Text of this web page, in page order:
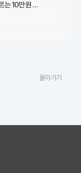
2026년 자동차보험료비교견적, 남들 모르는 10만원 절약 비법 대공개!
돌아가기